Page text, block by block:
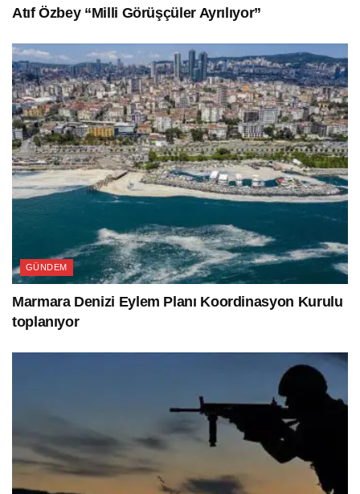
Atıf Özbey “Milli Görüşçüler Ayrılıyor”
GÜNDEM
Marmara Denizi Eylem Planı Koordinasyon Kurulu
toplanıyor